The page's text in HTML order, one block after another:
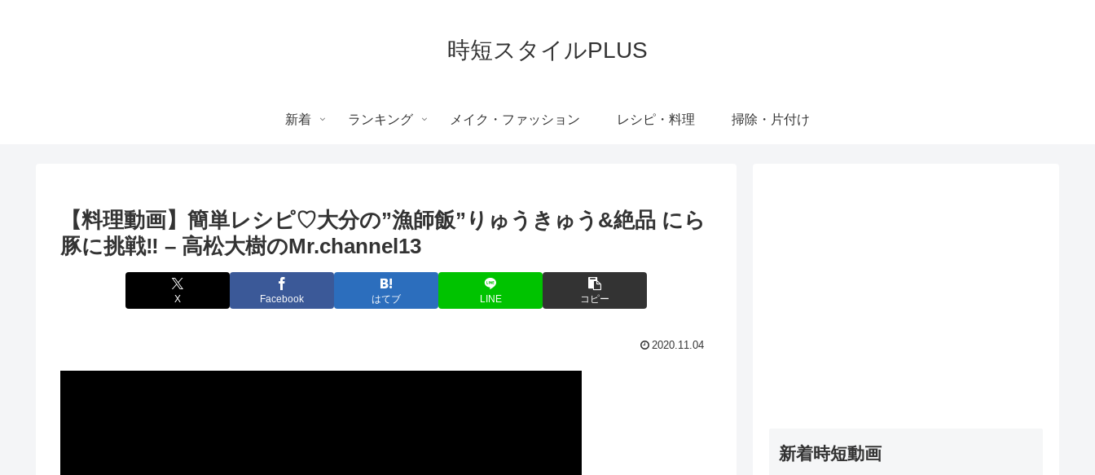
時短スタイルPLUS
新着 ランキング メイク・ファッション レシピ・料理 掃除・片付け
【料理動画】簡単レシピ♡大分の”漁師飯”りゅうきゅう&絶品 にら
豚に挑戦‼️ – 高松大樹のMr.channel13
X Facebook はてブ LINE コピー
2020.11.04
新着時短動画